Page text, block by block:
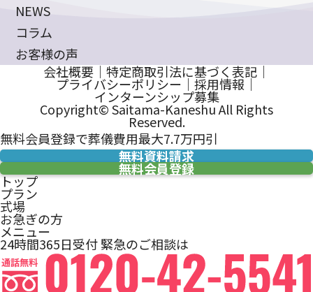
NEWS
コラム
お客様の声
会社概要 ｜ 特定商取引法に基づく表記 ｜
プライバシーポリシー ｜ 採用情報 ｜
インターンシップ募集
Copyright© Saitama-Kaneshu All Rights
Reserved.
無料会員登録で葬儀費用最大7.7万円引
無料資料請求
無料会員登録
トップ
プラン
式場
お急ぎの方
メニュー
24時間365日受付緊急のご相談は